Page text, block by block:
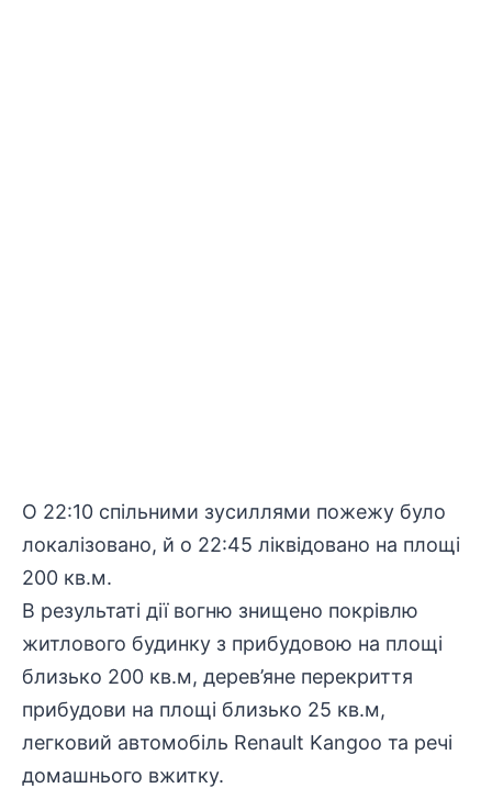
О 22:10 спільними зусиллями пожежу було
локалізовано, й о 22:45 ліквідовано на площі
200 кв.м.
В результаті дії вогню знищено покрівлю
житлового будинку з прибудовою на площі
близько 200 кв.м, дерев’яне перекриття
прибудови на площі близько 25 кв.м,
легковий автомобіль Renault Kangoo та речі
домашнього вжитку.